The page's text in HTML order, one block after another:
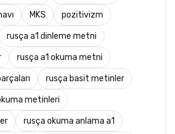
MKS pozitivizm
rusça a1 dinleme metni
rusça a1 okuma metni
rusça basit metinler
metinleri
rusça okuma anlama a1